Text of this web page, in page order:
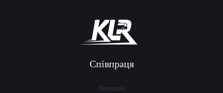
Співпраця
Агентам